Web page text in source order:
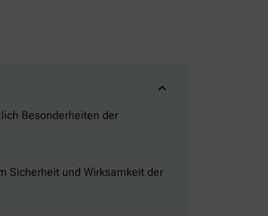
Besonderheiten der
Sicherheit und Wirksamkeit der